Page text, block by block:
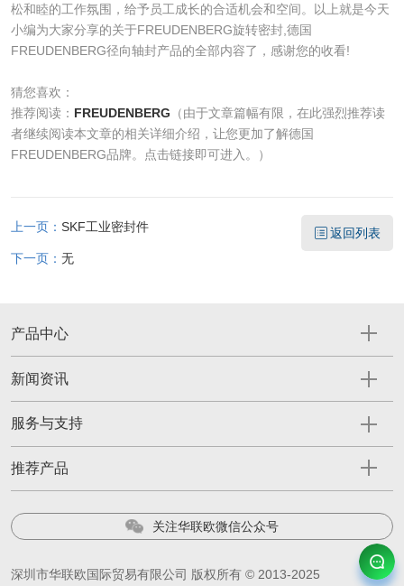
松和睦的工作氛围，给予员工成长的合适机会和空间。以上就是今天
小编为大家分享的关于FREUDENBERG旋转密封,德国
FREUDENBERG径向轴封产品的全部内容了，感谢您的收看!
猜您喜欢：
推荐阅读： FREUDENBERG （由于文章篇幅有限，在此强烈推荐读
者继续阅读本文章的相关详细介绍，让您更加了解德国
FREUDENBERG品牌。点击链接即可进入。）
上一页： SKF工业密封件
下一页： 无
返回列表
产品中心
新闻资讯
服务与支持
推荐产品
关注华联欧微信公众号
深圳市华联欧国际贸易有限公司 版权所有 © 2013-2025